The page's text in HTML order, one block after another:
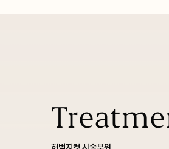
허벅지컷 시술부위